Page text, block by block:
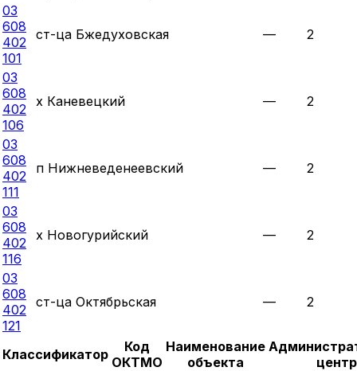
03
608
402
101
ст-ца Бжедуховская — 2
03
608
402
106
х Каневецкий — 2
03
608
402
111
п Нижневеденеевский — 2
03
608
402
116
х Новогурийский — 2
03
608
402
121
ст-ца Октябрьская — 2
Классификатор
Код
ОКТМО
Наименование
объекта
центр